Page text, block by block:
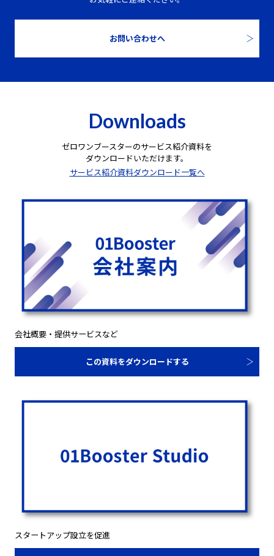
お問い合わせへ
Downloads
ゼロワンブースターのサービス紹介資料を
ダウンロードいただけます。
サービス紹介資料ダウンロード一覧へ
会社概要・提供サービスなど
この資料をダウンロードする
スタートアップ設立を促進